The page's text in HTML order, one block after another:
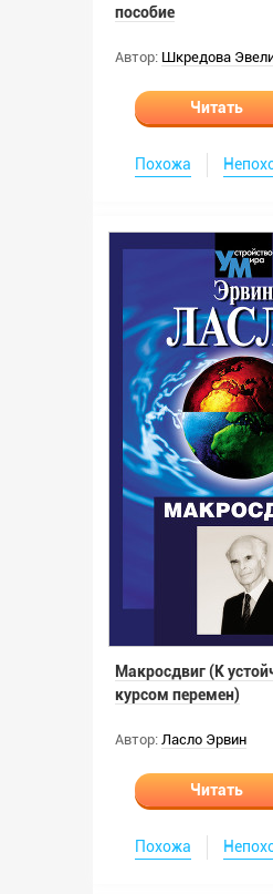
пособие
Автор: Шкредова
Читать
Похожа
Макросдвиг (К
курсом перемен)
Автор: Ласло Эрвин
Читать
Похожа